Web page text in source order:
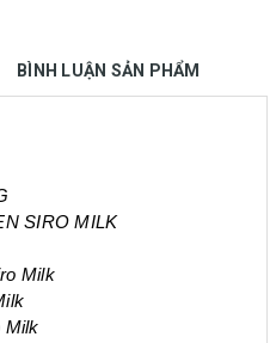
BÌNH LUẬN SẢN PHẨM
SIRO MILK
Milk
Milk